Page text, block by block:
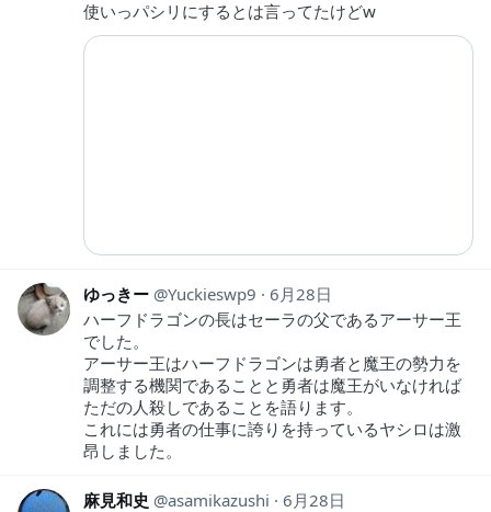
使いっパシリにするとは言ってたけどw
ゆっきー Yuckieswp9
6月28日
ハーフドラゴンの長はセーラの父であるアーサー王
でした。
アーサー王はハーフドラゴンは勇者と魔王の勢力を
調整する機関であることと勇者は魔王がいなければ
ただの人殺しであることを語ります。
これには勇者の仕事に誇りを持っているヤシロは激
昂しました。
麻見和史 asamikazushi
6月28日